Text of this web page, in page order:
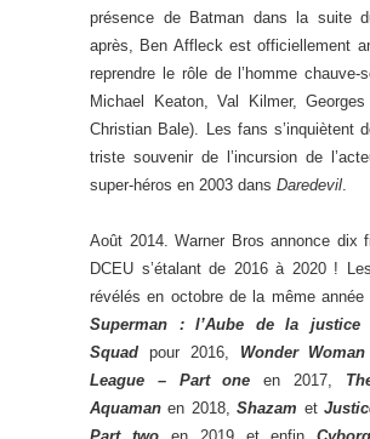
présence de Batman dans la suite
après, Ben Affleck est officiellement
reprendre le rôle de l’homme chauve-
Michael Keaton, Val Kilmer,
Christian Bale). Les fans s’inquiètent
triste souvenir de l’incursion de
super-héros en 2003 dans Daredevil
Août 2014. Warner Bros annonce dix
DCEU s’étalant de 2016 à 2020 !
révélés en octobre de la même année
Superman : l’Aube de la justice
Squad pour 2016, Wonder Woman
League – Part one en 2017,
Aquaman en 2018,Shazam et